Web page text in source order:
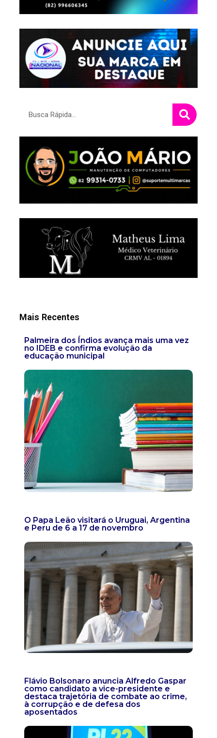
Mais Recentes
Palmeira dos Índios avança mais uma vez
no IDEB e confirma evolução da
educação municipal
O Papa Leão visitará o Uruguai, Argentina
e Peru de 6 a 17 de novembro
Flávio Bolsonaro anuncia Alfredo Gaspar
como candidato a vice-presidente e
destaca trajetória de combate ao crime,
à corrupção e de defesa dos
aposentados